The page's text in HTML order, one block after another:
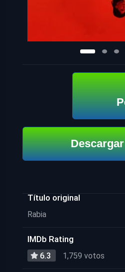
Descargar
Título original
Rabia
IMDb Rating
6.3 1,759 votos